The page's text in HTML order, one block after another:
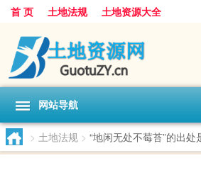
首 页 土地法规 土地资源大全
网站导航
> 土地法规 > “地闲无处不莓苔”的出处